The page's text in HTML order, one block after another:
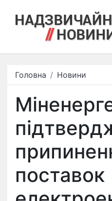
Головна Новини
поставок